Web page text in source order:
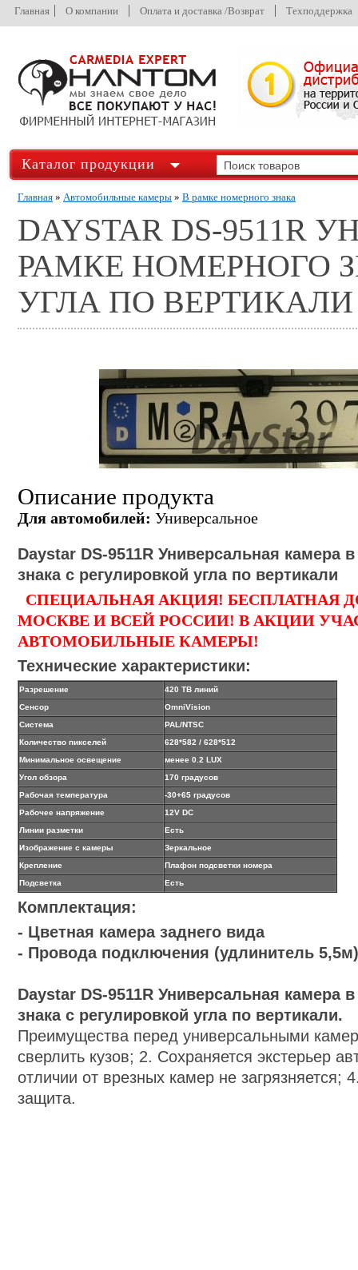
Главная О компании Оплата и доставка /Возврат Техподдержка
Каталог продукции
Главная » Автомобильные камеры » В рамке номерного знака
DAYSTAR DS-
РАМКЕ НОМЕРНОГО
УГЛА ПО ВЕРТИКАЛИ
Описание продукта
Для автомобилей: Универсальное
Daystar DS-9511R Универсальная камера
знака с регулировкой угла по вертикали
CПЕЦИАЛЬНАЯ АКЦИЯ! БЕСПЛАТНАЯ
МОСКВЕ И ВСЕЙ РОССИИ! В АКЦИИ
АВТОМОБИЛЬНЫЕ КАМЕРЫ!
Технические характеристики:
Разрешение
420 ТВ линий
Сенсор
OmniVision
Система
PAL/NTSC
Количество пикселей
628*582 / 628*512
Минимальное освещение
менее 0.2 LUX
Угол обзора
170 градусов
Рабочая температура
-30+65 градусов
Рабочее напряжение
12V DC
Линии разметки
Есть
Изображение с камеры
Зеркальное
Крепление
Плафон подсветки номера
Подсветка
Есть
Комплектация:
- Цветная камера заднего вида
- Провода подключения (удлинитель 5,5м)
Daystar DS-9511R Универсальная камера
знака с регулировкой угла по вертикали.
Преимущества перед универсальными
сверлить кузов; 2. Сохраняется экстерьер
отличии от врезных камер не загрязняется;
защита.